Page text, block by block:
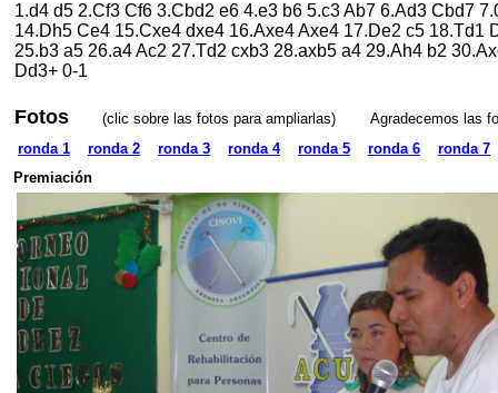
1.d4 d5 2.Cf3 Cf6 3.Cbd2 e6 4.e3 b6 5.c3 Ab7 6.Ad3 Cbd7
14.Dh5 Ce4 15.Cxe4 dxe4 16.Axe4 Axe4 17.De2 c5 18.Td1
25.b3 a5 26.a4 Ac2 27.Td2 cxb3 28.axb5 a4 29.Ah4 b2
Dd3+ 0-1
Fotos
(clic sobre las fotos para ampliarlas) Agradecemos las
ronda 1
ronda 2 ronda 3 ronda 4 ronda 5 ronda 6
ronda 7
Premiación